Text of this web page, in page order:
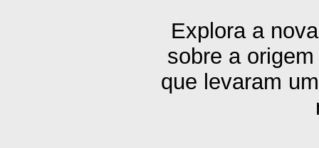
Explora a
sobre a
que levaram